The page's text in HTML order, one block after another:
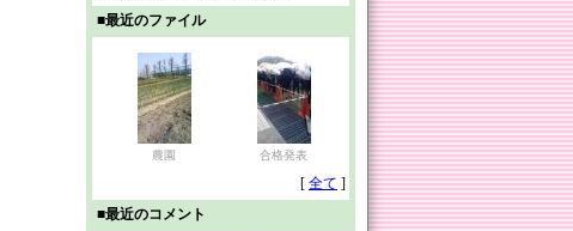
■最近のファイル
農園 合格発表
[ 全て ]
■最近のコメント